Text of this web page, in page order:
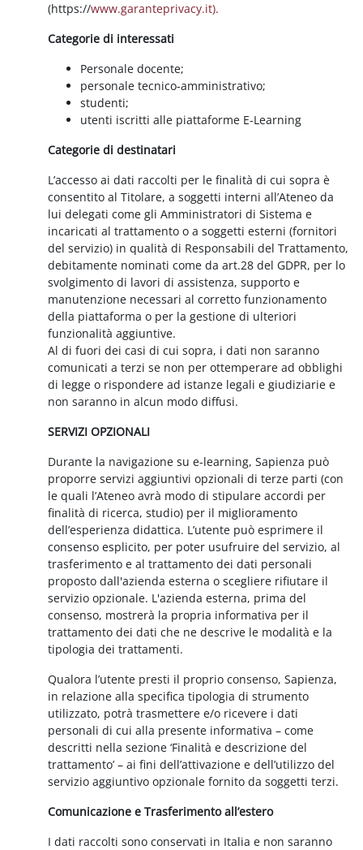
(https://www.garanteprivacy.it).
Categorie di interessati
Personale docente;
personale tecnico-amministrativo;
studenti;
utenti iscritti alle piattaforme E-Learning
Categorie di destinatari
L’accesso ai dati raccolti per le finalità di cui sopra è
consentito al Titolare, a soggetti interni all’Ateneo da
lui delegati come gli Amministratori di Sistema e
incaricati al trattamento o a soggetti esterni (fornitori
del servizio) in qualità di Responsabili del Trattamento,
debitamente nominati come da art.28 del GDPR, per lo
svolgimento di lavori di assistenza, supporto e
manutenzione necessari al corretto funzionamento
della piattaforma o per la gestione di ulteriori
funzionalità aggiuntive.
Al di fuori dei casi di cui sopra, i dati non saranno
comunicati a terzi se non per ottemperare ad obblighi
di legge o rispondere ad istanze legali e giudiziarie e
non saranno in alcun modo diffusi.
SERVIZI OPZIONALI
Durante la navigazione su e-learning, Sapienza può
proporre servizi aggiuntivi opzionali di terze parti (con
le quali l’Ateneo avrà modo di stipulare accordi per
finalità di ricerca, studio) per il miglioramento
dell’esperienza didattica. L’utente può esprimere il
consenso esplicito, per poter usufruire del servizio, al
trasferimento e al trattamento dei dati personali
proposto dall'azienda esterna o scegliere rifiutare il
servizio opzionale. L'azienda esterna, prima del
consenso, mostrerà la propria informativa per il
trattamento dei dati che ne descrive le modalità e la
tipologia dei trattamenti.
Qualora l’utente presti il proprio consenso, Sapienza,
in relazione alla specifica tipologia di strumento
utilizzato, potrà trasmettere e/o ricevere i dati
personali di cui alla presente informativa – come
descritti nella sezione ‘Finalità e descrizione del
trattamento’ – ai fini dell’attivazione e dell’utilizzo del
servizio aggiuntivo opzionale fornito da soggetti terzi.
Comunicazione e Trasferimento all’estero
I dati raccolti sono conservati in Italia e non saranno